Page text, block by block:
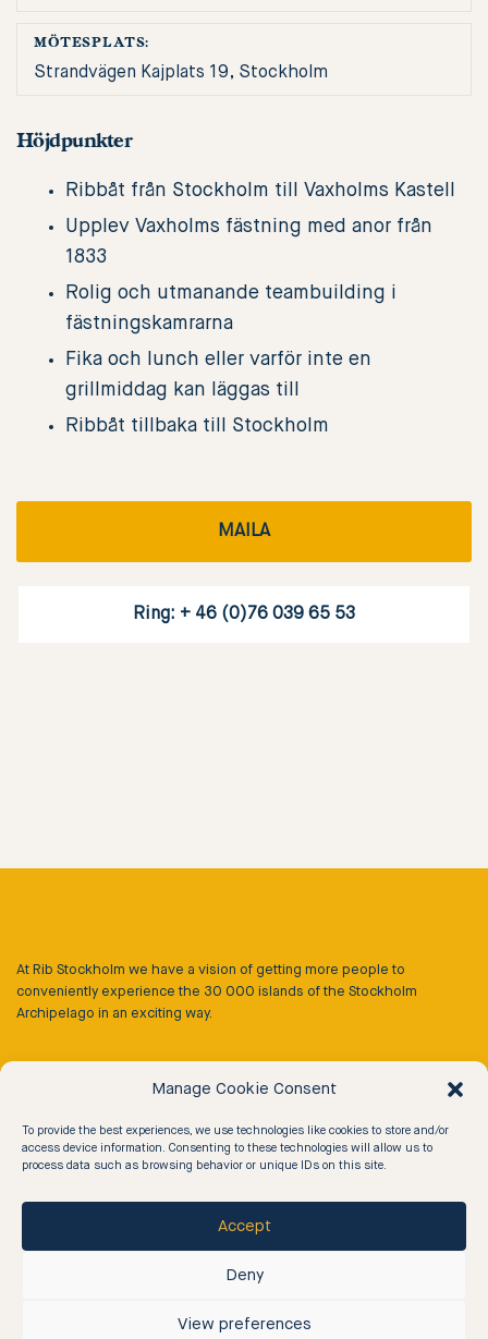
Manage Cookie Consent
To provide the best experiences, we use technologies like cookies to store and/or
access device information. Consenting to these technologies will allow us to
process data such as browsing behavior or unique IDs on this site.
Accept
Deny
View preferences
MÖTESPLATS:
Strandvägen Kajplats 19, Stockholm
Höjdpunkter
Ribbåt från Stockholm till Vaxholms Kastell
Upplev Vaxholms fästning med anor från
1833
Rolig och utmanande teambuilding i
fästningskamrarna
Fika och lunch eller varför inte en
grillmiddag kan läggas till
Ribbåt tillbaka till Stockholm
MAILA
Ring: + 46 (0)76 039 65 53
At Rib Stockholm we have a vision of getting more people to
conveniently experience the 30 000 islands of the Stockholm
Archipelago in an exciting way.
Our Experiences
Half-day Archipelago Tour
Full Day Archipelago Tour
Rib Taxi
Rib ’n Dine